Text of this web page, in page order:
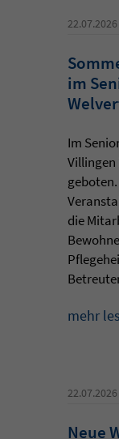
22.07.2026
im
Im
Villingen
die
mehr
22.07.2026
Neue